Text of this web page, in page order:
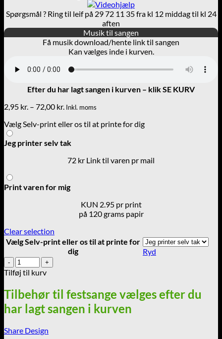
Spørgsmål ? Ring til leif på 29 72 11 35 fra kl 12 middag til kl 24
aften
Musik til sangen
Få musik download/hente link til sangen
Kan vælges inde i kurven.
Efter du har lagt sangen i kurven – klik SE KURV
2,95 kr. – 72,00 kr. Prisinterval:
til
Inkl. moms
Vælg Selv-print eller os til at printe for dig
Jeg printer selv tak
72 kr Link til varen pr mail
Print varen for mig
KUN 2.95 pr print
på 120 grams papir
Clear selection
Vælg Selv-print eller os til at printe for
dig
Ryd
Hjertesang
til
Barnedåb
-
Pige
antal
Tilføj til kurv
Tilbehør til festsange vælges efter du
har lagt sangen i kurven
Share Design